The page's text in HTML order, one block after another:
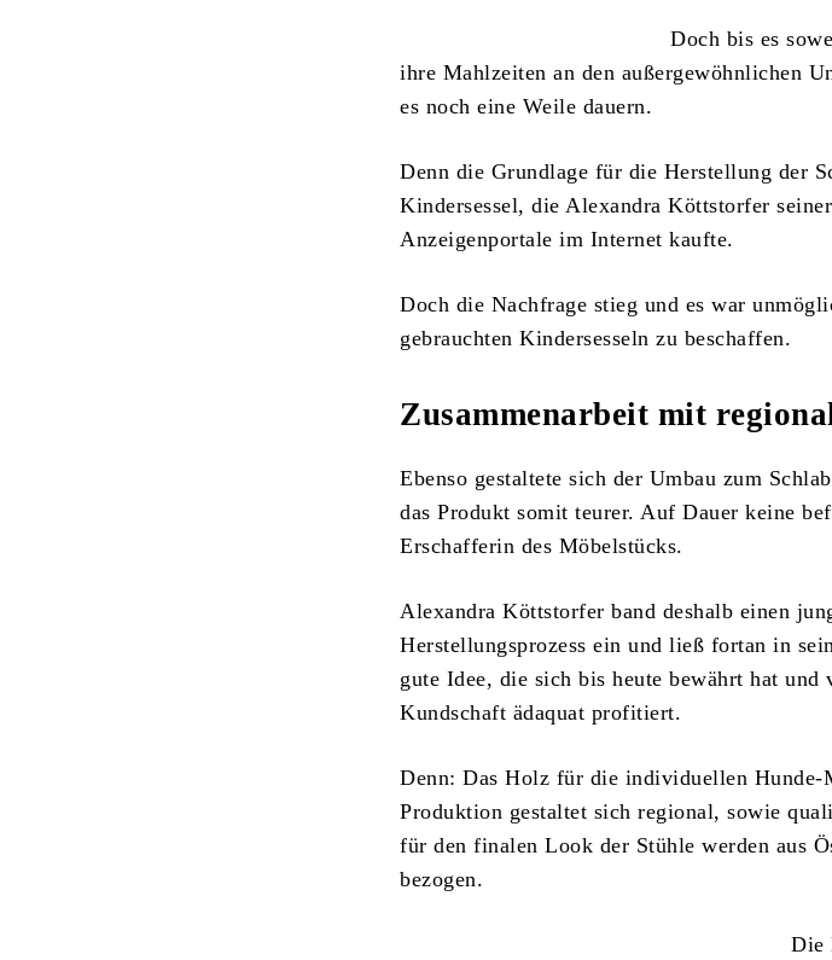
Doch bis es
ihre Mahlzeiten an den außergewöhnlichen
es noch eine Weile dauern.
Denn die Grundlage für die Herstellung der
Kindersessel, die Alexandra Köttstorfer
Anzeigenportale im Internet kaufte.
Doch die Nachfrage stieg und es war
gebrauchten Kindersesseln zu beschaffen.
Zusammenarbeit mit
Ebenso gestaltete sich der Umbau zum
das Produkt somit teurer. Auf Dauer keine
Erschafferin des Möbelstücks.
Alexandra Köttstorfer band deshalb einen
Herstellungsprozess ein und ließ fortan in
gute Idee, die sich bis heute bewährt hat und
Kundschaft ädaquat profitiert.
Denn: Das Holz für die individuellen Hunde-
Produktion gestaltet sich regional, sowie
für den finalen Look der Stühle werden aus
bezogen.
Die